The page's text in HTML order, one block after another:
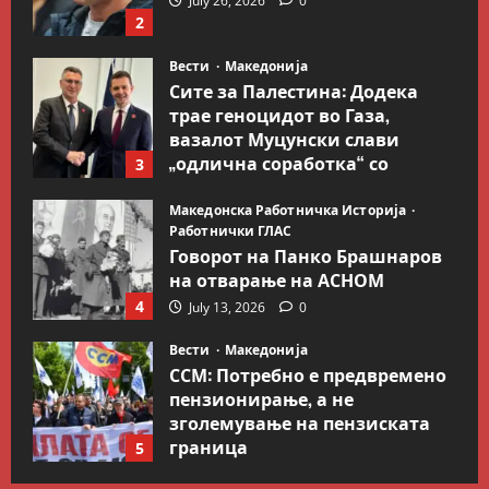
2
3
Вести Македонија
Сите за Палестина: Додека
трае геноцидот во Газа,
вазалот Муцунски слави
„одлична соработка“ со
July 18, 2026 0
4
Македонска Работничка Историја
Работнички ГЛАС
Говорот на Панко Брашнаров
на отварање на АСНОМ
July 13, 2026 0
5
Вести Македонија
ССМ: Потребно е предвремено
пензионирање, а не
зголемување на пензиската
граница